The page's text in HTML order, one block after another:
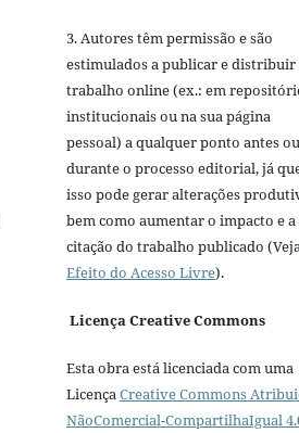
3. Autores têm permissão e são
estimulados a publicar e distribuir
trabalho online (ex.: em
institucionais ou na sua página
pessoal) a qualquer ponto antes ou
durante o processo editorial, já
isso pode gerar alterações
bem como aumentar o impacto e a
citação do trabalho publicado
Efeito do Acesso Livre).
Licença Creative Commons
Esta obra está licenciada com uma
LicençaCreative Commons
NãoComercial-CompartilhaIgual